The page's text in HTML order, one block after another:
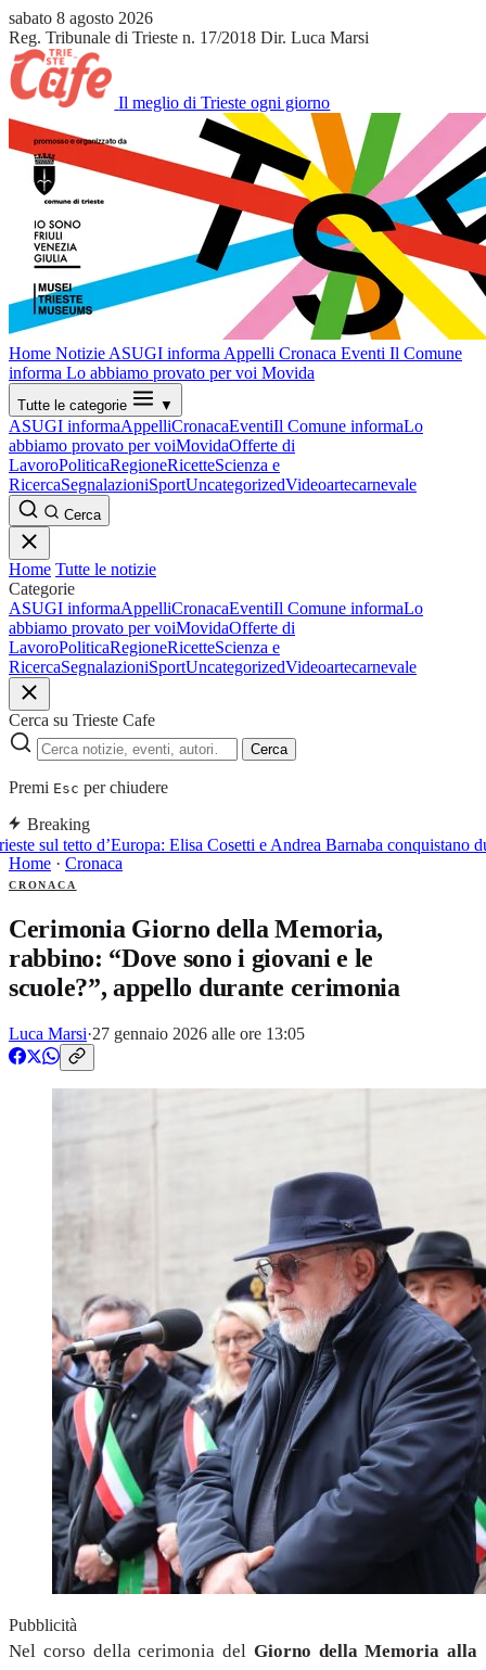
sabato 8 agosto 2026
Reg. Tribunale di Trieste n. 17/2018 Dir. Luca Marsi
Il meglio di Trieste ogni giorno
Home Notizie ASUGI informa Appelli Cronaca Eventi Il Comune
informa Lo abbiamo provato per voi Movida
Tutte le categorie ▼
ASUGI informaAppelliCronacaEventiIl Comune informaLo
abbiamo provato per voiMovidaOfferte di
LavoroPoliticaRegioneRicetteScienza e
RicercaSegnalazioniSportUncategorizedVideoartecarnevale
Cerca
Home Tutte le notizie
Categorie
ASUGI informaAppelliCronacaEventiIl Comune informaLo
abbiamo provato per voiMovidaOfferte di
LavoroPoliticaRegioneRicetteScienza e
RicercaSegnalazioniSportUncategorizedVideoartecarnevale
Cerca su Trieste Cafe
Cerca
Premi Esc per chiudere
Breaking
sul tetto d’Europa: Elisa Cosetti e Andrea Barnaba conquistano
Home · Cronaca
CRONACA
Cerimonia Giorno della Memoria,
rabbino: “Dove sono i giovani e le
scuole?”, appello durante cerimonia
Luca Marsi·27 gennaio 2026 alle ore 13:05
Pubblicità
Nel corso della cerimonia del Giorno della Memoria alla